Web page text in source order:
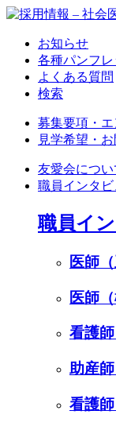
お知らせ
各種パンフレ
よくある質問
検索
募集要項・
見学希望・
友愛会につい
職員インタビ
職員イ
医師
医師
看護師
助産師
看護師